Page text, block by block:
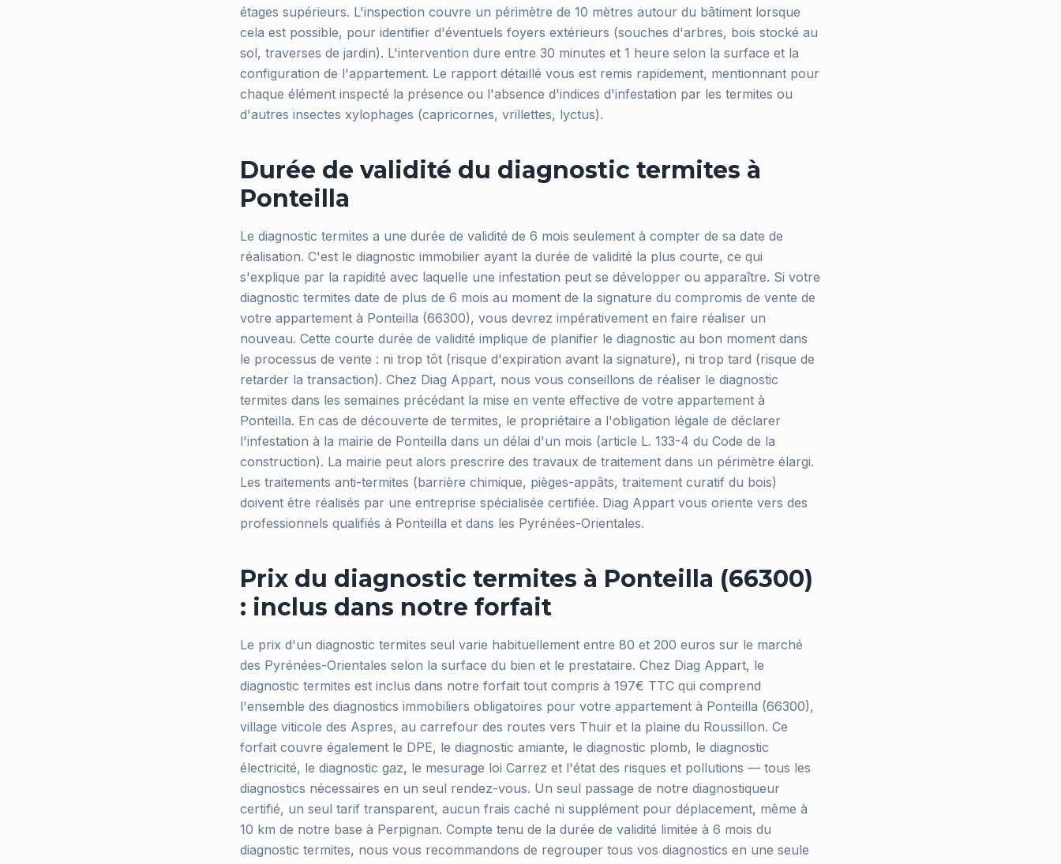
étages supérieurs. L'inspection couvre un périmètre de 10 mètres autour du bâtiment lorsque
cela est possible, pour identifier d'éventuels foyers extérieurs (souches d'arbres, bois stocké au
sol, traverses de jardin). L'intervention dure entre 30 minutes et 1 heure selon la surface et la
configuration de l'appartement. Le rapport détaillé vous est remis rapidement, mentionnant pour
chaque élément inspecté la présence ou l'absence d'indices d'infestation par les termites ou
d'autres insectes xylophages (capricornes, vrillettes, lyctus).
Durée de validité du diagnostic termites à
Ponteilla
Le diagnostic termites a une durée de validité de 6 mois seulement à compter de sa date de
réalisation. C'est le diagnostic immobilier ayant la durée de validité la plus courte, ce qui
s'explique par la rapidité avec laquelle une infestation peut se développer ou apparaître. Si votre
diagnostic termites date de plus de 6 mois au moment de la signature du compromis de vente de
votre appartement à Ponteilla (66300), vous devrez impérativement en faire réaliser un
nouveau. Cette courte durée de validité implique de planifier le diagnostic au bon moment dans
le processus de vente : ni trop tôt (risque d'expiration avant la signature), ni trop tard (risque de
retarder la transaction). Chez Diag Appart, nous vous conseillons de réaliser le diagnostic
termites dans les semaines précédant la mise en vente effective de votre appartement à
Ponteilla. En cas de découverte de termites, le propriétaire a l'obligation légale de déclarer
l'infestation à la mairie de Ponteilla dans un délai d'un mois (article L. 133-4 du Code de la
construction). La mairie peut alors prescrire des travaux de traitement dans un périmètre élargi.
Les traitements anti-termites (barrière chimique, pièges-appâts, traitement curatif du bois)
doivent être réalisés par une entreprise spécialisée certifiée. Diag Appart vous oriente vers des
professionnels qualifiés à Ponteilla et dans les Pyrénées-Orientales.
Prix du diagnostic termites à Ponteilla (66300)
: inclus dans notre forfait
Le prix d'un diagnostic termites seul varie habituellement entre 80 et 200 euros sur le marché
des Pyrénées-Orientales selon la surface du bien et le prestataire. Chez Diag Appart, le
diagnostic termites est inclus dans notre forfait tout compris à 197€ TTC qui comprend
l'ensemble des diagnostics immobiliers obligatoires pour votre appartement à Ponteilla (66300),
village viticole des Aspres, au carrefour des routes vers Thuir et la plaine du Roussillon. Ce
forfait couvre également le DPE, le diagnostic amiante, le diagnostic plomb, le diagnostic
électricité, le diagnostic gaz, le mesurage loi Carrez et l'état des risques et pollutions — tous les
diagnostics nécessaires en un seul rendez-vous. Un seul passage de notre diagnostiqueur
certifié, un seul tarif transparent, aucun frais caché ni supplément pour déplacement, même à
10 km de notre base à Perpignan. Compte tenu de la durée de validité limitée à 6 mois du
diagnostic termites, nous vous recommandons de regrouper tous vos diagnostics en une seule